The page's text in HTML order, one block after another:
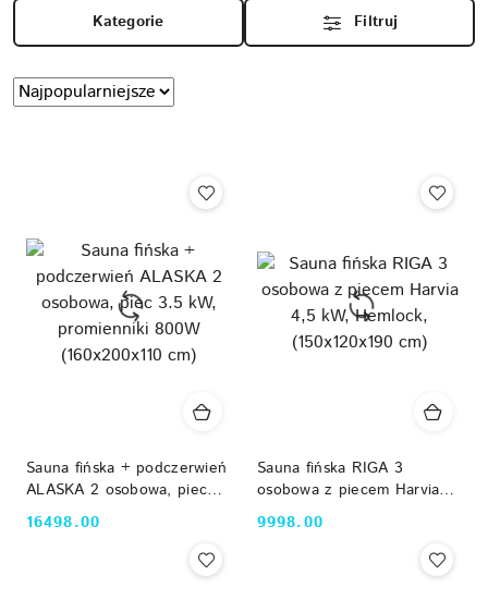
Kategorie Filtruj
Zastosowano
sortowanie:
Sortuj
według
Sauna fińska + podczerwień
ALASKA 2 osobowa, piec
3.5 kW, promienniki 800W
(160x200x110 cm)
Cena:
16498.00
Sauna fińska RIGA 3
osobowa z piecem Harvia
4,5 kW, Hemlock,
(150x120x190 cm)
Cena:
9998.00